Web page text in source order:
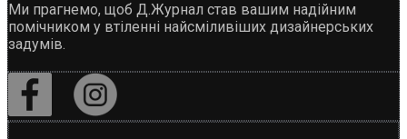
Ми прагнемо, щоб Д.Журнал став вашим надійним
помічником у втіленні найсміливіших дизайнерських
задумів.